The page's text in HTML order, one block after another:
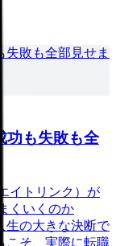
功も失敗も全
イトリンク）が
くいくのか
の大きな決断で
こそ、実際に転職